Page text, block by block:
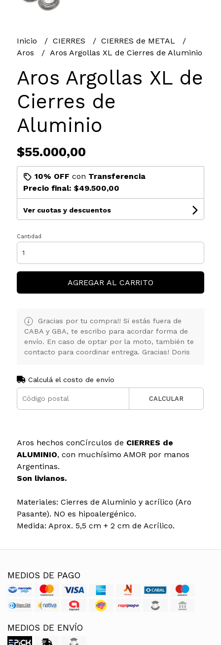
Inicio CIERRES
CIERRES de METAL
Aros
Aros Argollas XL de Cierres de Aluminio
Aros Argollas XL de
Cierres de
Aluminio
$55.000,00
10% OFF con Transferencia
Precio final: $49.500,00
Ver cuotas y descuentos
Cantidad
AGREGAR AL CARRITO
Gracias por tu compra!! Si estás fuera de
CABA y GBA, te escribo para acordar forma de
envío. En caso de optar por la moto, también te
contacto para coordinar entrega. Gracias! Doris
Calculá el costo de envío
CALCULAR
Aros hechos conCírculos de CIERRES de
ALUMINIO, con muchísimo AMOR por manos
Argentinas.
Son livianos.
Materiales: Cierres de Aluminio y acrílico (Aro
Pasante). NO es hipoalergénico.
Medida: Aprox. 5,5 cm + 2 cm de Acrílico.
MEDIOS DE PAGO
MEDIOS DE ENVÍO